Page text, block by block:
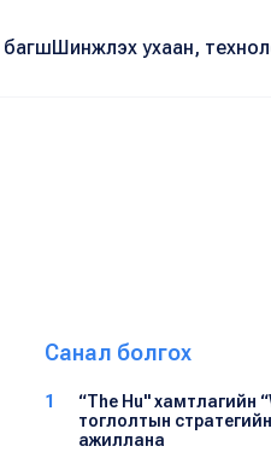
багшШинжлэх ухаан,
Санал болгох
1
“The Hu" хамтлагийн
тоглолтын
ажиллана